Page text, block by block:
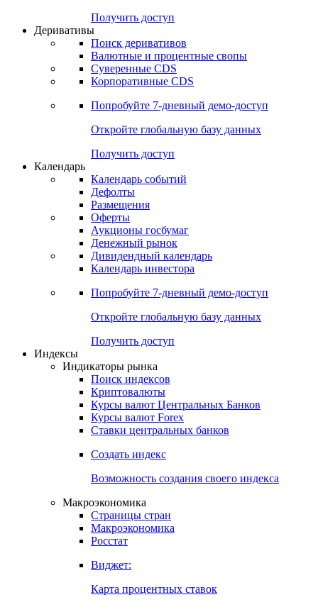
Получить доступ
Деривативы
Поиск деривативов
Валютные и процентные свопы
Суверенные CDS
Корпоративные CDS
Попробуйте 7-дневный демо-доступ
Откройте глобальную базу данных
Получить доступ
Календарь
Календарь событий
Дефолты
Размещения
Оферты
Аукционы госбумаг
Денежный рынок
Дивидендный календарь
Календарь инвестора
Попробуйте 7-дневный демо-доступ
Откройте глобальную базу данных
Получить доступ
Индексы
Индикаторы рынка
Поиск индексов
Криптовалюты
Курсы валют Центральных Банков
Курсы валют Forex
Ставки центральных банков
Создать индекс
Возможность создания своего индекса
Макроэкономика
Страницы стран
Макроэкономика
Росстат
Виджет:
Карта процентных ставок